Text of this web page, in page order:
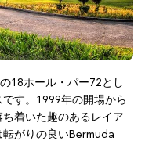
18ホール・パー72とし
す。1999年の開場から
着いた趣のあるレイア
がりの良いBermuda